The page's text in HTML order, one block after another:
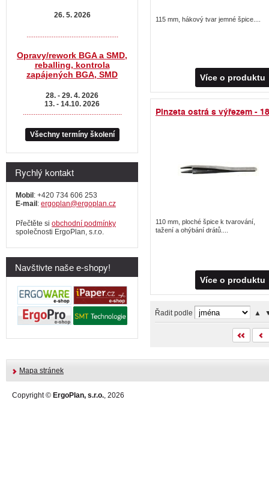
115 mm, hákový tvar jemné špice....
Více o produktu
Pinzeta ostrá s výřezem - 18
110 mm, ploché špice k tvarování,
tažení a ohýbání drátů....
Více o produktu
Řadit podle ▲
26. 5. 2026
...................................................
Opravy/rework BGA a SMD,
reballing, kontrola
zapájených BGA, SMD
28. - 29. 4. 2026
13. - 14.10. 2026
Všechny termíny školení
Rychlý kontakt
Mobil: +420 734 606 253
E-mail: ergoplan@ergoplan.cz
Přečtěte si obchodní podmínky
společnosti ErgoPlan, s.r.o.
Navštivte naše e-shopy!
Mapa stránek
Copyright © ErgoPlan, s.r.o., 2026